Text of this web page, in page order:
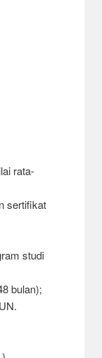
rata-
sertifikat
studi
bulan);